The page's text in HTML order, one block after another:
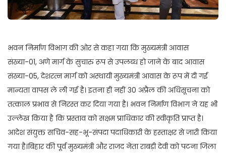
भवन निर्माण विभाग की ओर से कहा गया कि मुख्यमंत्री आवास
संख्या-01, अणे मार्ग के सुचारु रूप से उपलब्ध हो जाने के बाद आवास
संख्या-05, देशरत्न मार्ग को अस्थायी मुख्यमंत्री आवास के रूप में दी गई
मान्यता वापस ले ली गई है। इतना ही नहीं 30 अप्रैल की अधिसूचना को
तत्काल प्रभाव से निरस्त कर दिया गया है। भवन निर्माण विभाग ने यह भी
उल्लेख किया है कि प्रस्ताव को सक्षम प्राधिकार की स्वीकृति प्राप्त है।
आदेश संयुक्त सचिव-सह-भू-संपदा पदाधिकारी के हस्ताक्षर से जारी किया
गया है।बिहार की पूर्व मुख्यमंत्री और राजद नेता राबड़ी देवी को पटना जिला